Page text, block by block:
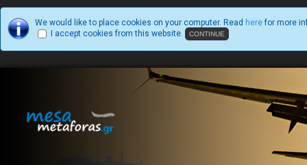
We would like to place cookies on your computer. Read here for more
I accept cookies from this website.